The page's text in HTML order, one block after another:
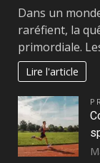
Dans un
raréfient, la
primordiale.
Lire l'article